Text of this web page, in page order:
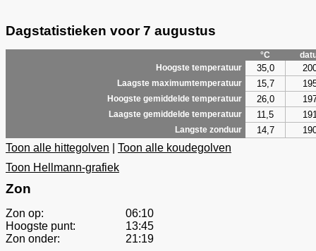
Dagstatistieken voor 7 augustus
°C
Hoogste temperatuur
35,0
Laagste maximumtemperatuur 15,7
Hoogste gemiddelde temperatuur 26,0
Laagste gemiddelde temperatuur 11,5
Langste zonduur 14,7
Toon alle hittegolven
Toon alle koudegolven
Toon Hellmann-grafiek
Zon
Zon op:
06:10
Hoogste punt:
13:45
Zon onder:
21:19